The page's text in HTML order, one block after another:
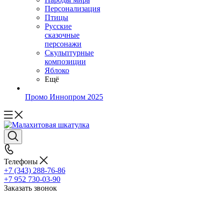
Персонализация
Птицы
Русские
сказочные
персонажи
Скульптурные
композиции
Яблоко
Ещё
Промо Иннопром 2025
Телефоны
+7 (343) 288-76-86
+7 952 730-03-90
Заказать звонок